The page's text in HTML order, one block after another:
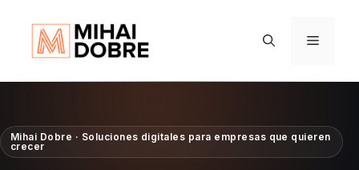
contenido
Menú
Mihai Dobre · Soluciones digitales para empresas que quieren
crecer